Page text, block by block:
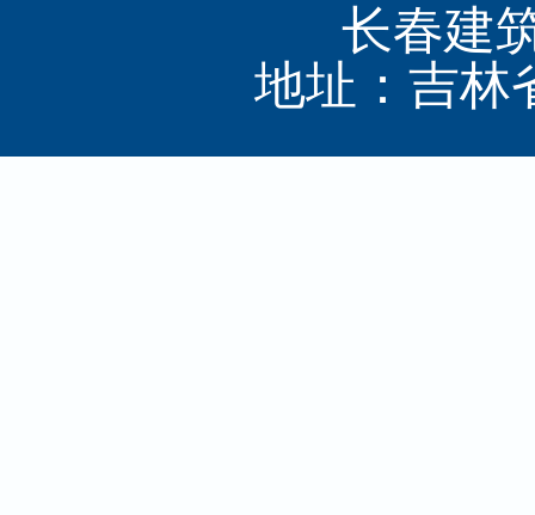
长春建
地址：吉林